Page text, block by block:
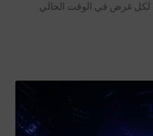
لكل غرض في الوقت الحالي.